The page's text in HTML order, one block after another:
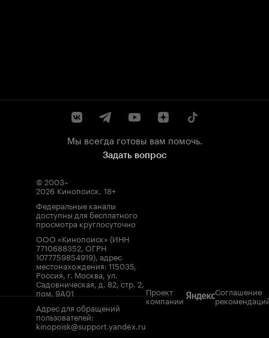
Мы всегда готовы вам помочь.
Задать вопрос
© 2003–
2026 Кинопоиск. 18+
Федеральные каналы
доступны для бесплатного
просмотра круглосуточно
ООО «Кинопоиск» (ИНН
7710688352, ОГРН
1077759854919), адрес
местонахождения: 115035,
Россия, г. Москва, ул.
Садовническая, д. 82, стр. 2,
пом. 9А01
Адрес для обращений
пользователей:
kinopoisk@support.yandex.ru
Проект
компании
Соглашение